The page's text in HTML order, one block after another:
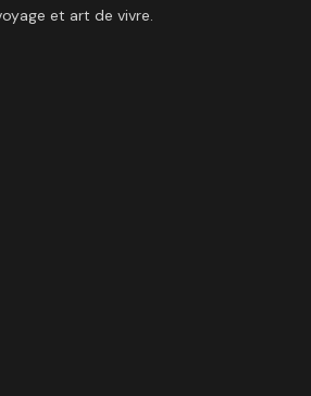
et art de vivre.